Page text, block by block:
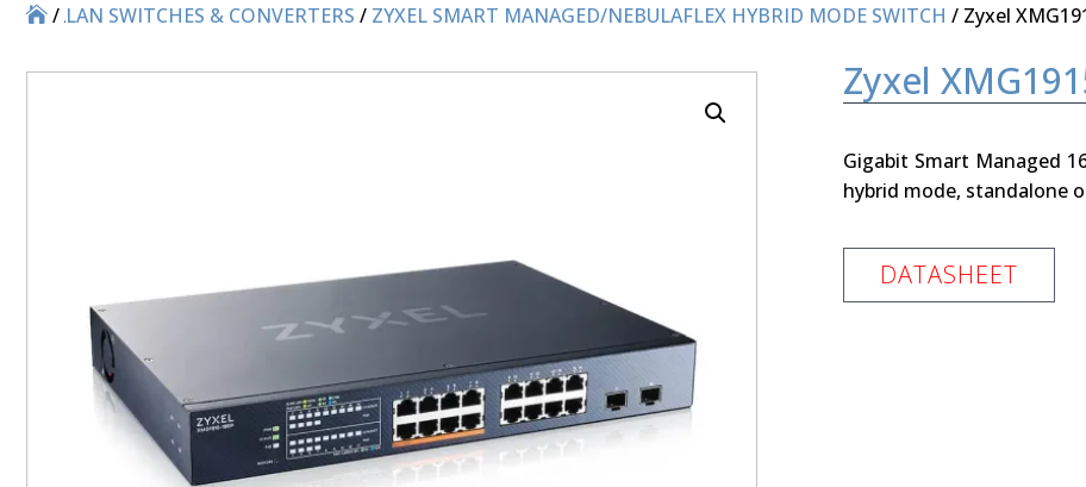
//LAN SWITCHES & CONVERTERS / ZYXEL SMART MANAGED/NEBULAFLEX HYBRID MODE SWITCH / Zyxel
Zyxel
Gigabit Smart Managed
hybrid mode, standalone
DATASHEET